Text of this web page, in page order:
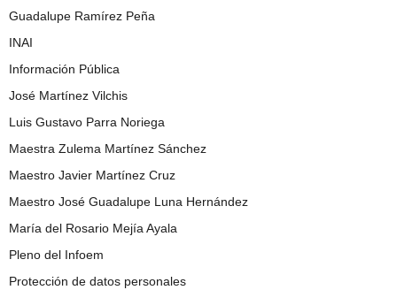
Guadalupe Ramírez Peña
INAI
Información Pública
José Martínez Vilchis
Luis Gustavo Parra Noriega
Maestra Zulema Martínez Sánchez
Maestro Javier Martínez Cruz
Maestro José Guadalupe Luna Hernández
María del Rosario Mejía Ayala
Pleno del Infoem
Protección de datos personales